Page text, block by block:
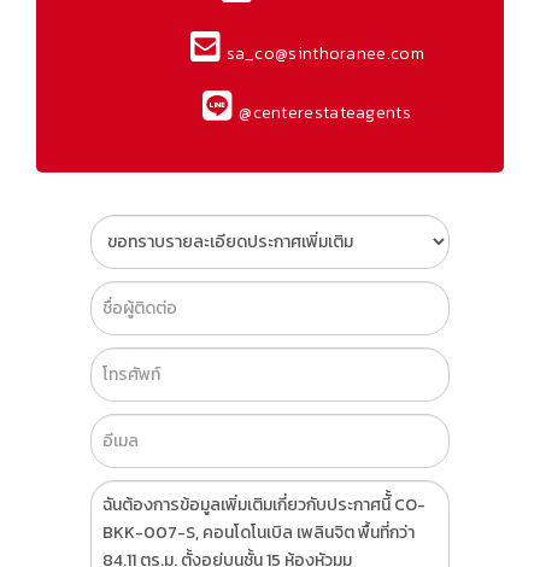
sa_co@sinthoranee.com
@centerestateagents